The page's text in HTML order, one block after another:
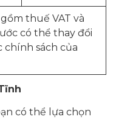
thuế VAT và
có thể thay đổi
sách của
có thể lựa chọn